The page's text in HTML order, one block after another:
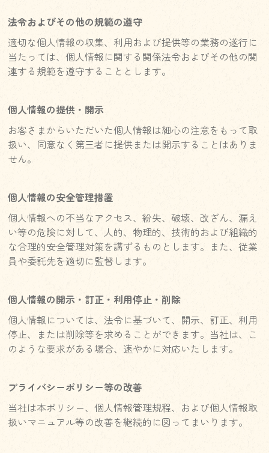
法令およびその他の規範の遵守
適切な個人情報の収集、利用および提供等の業務の遂行に
当たっては、個人情報に関する関係法令およびその他の関
連する規範を遵守することとします。
個人情報の提供・開示
お客さまからいただいた個人情報は細心の注意をもって取
扱い、同意なく第三者に提供または開示することはありま
せん。
個人情報の安全管理措置
個人情報への不当なアクセス、紛失、破壊、改ざん、漏え
い等の危険に対して、人的、物理的、技術的および組織的
な合理的安全管理対策を講ずるものとします。また、従業
員や委託先を適切に監督します。
個人情報の開示・訂正・利用停止・削除
個人情報については、法令に基づいて、開示、訂正、利用
停止、または削除等を求めることができます。当社は、こ
のような要求がある場合、速やかに対応いたします。
プライバシーポリシー等の改善
当社は本ポリシー、個人情報管理規程、および個人情報取
扱いマニュアル等の改善を継続的に図ってまいります。